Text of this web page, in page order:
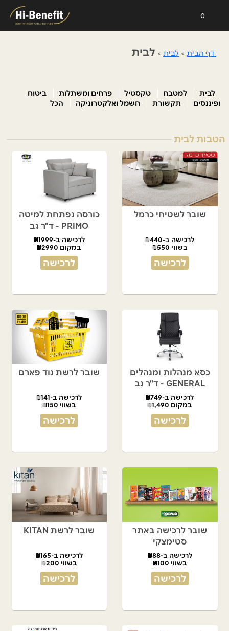
0
דף הבית > לבית > לבית
לבית למטבח טקסטיל פרחים ומשתלות
ביטוח
ופיננסים
תקשורת חשמל ואלקטרוניקה הכל
הטבות לבית
שובר לשטיחי כרמל
לרכישה ב-₪440
בשווי ₪550
לרכישה
כורסה נפתחת למיטה
PRIMO - ד"ר גב
לרכישה ב-₪1999
במקום ₪2990
לרכישה
כסא מנהלות ומנהלים
GENERAL - ד"ר גב
לרכישה ב-₪749
במקום ₪1,490
לרכישה
שובר לרשת גוד פארם
לרכישה ב-₪141
בשווי ₪150
לרכישה
שובר לרכישה באתר
סטימצקי
לרכישה ב-₪88
בשווי ₪100
לרכישה
שובר לרשת KITAN
לרכישה ב-₪165
בשווי ₪200
לרכישה